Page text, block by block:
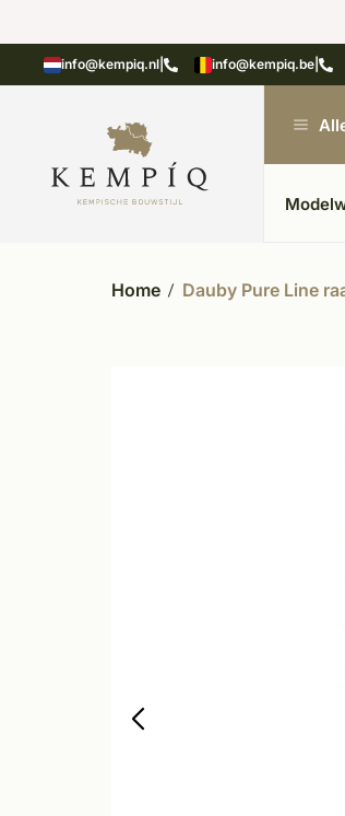
info@kempiq.nl info@kempiq.be
in Kesteren Unieke
Home Dauby Pure Line